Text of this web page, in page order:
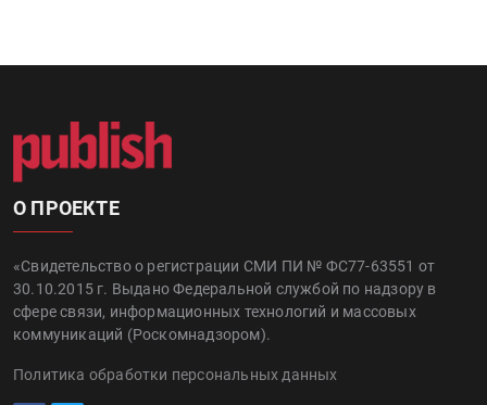
О ПРОЕКТЕ
«Свидетельство о регистрации СМИ ПИ № ФС77-63551 от
30.10.2015 г. Выдано Федеральной службой по надзору в
сфере связи, информационных технологий и массовых
коммуникаций (Роскомнадзором).
Политика обработки персональных данных